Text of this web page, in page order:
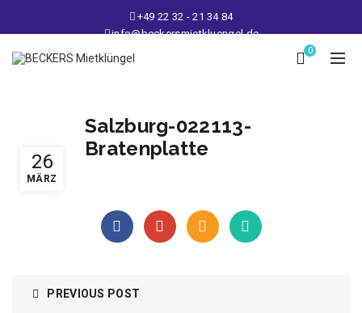
+49 22 32 - 21 34 84
info@beckersmietkluengel.de
Lager: Gutenbergstraße 1 - 50389 Wesseling
Mo - Fr: 9 – 17 Uhr, Sa: 9 – 12 Uhr
0
26
MÄRZ
Salzburg-022113-
Bratenplatte
PREVIOUS POST